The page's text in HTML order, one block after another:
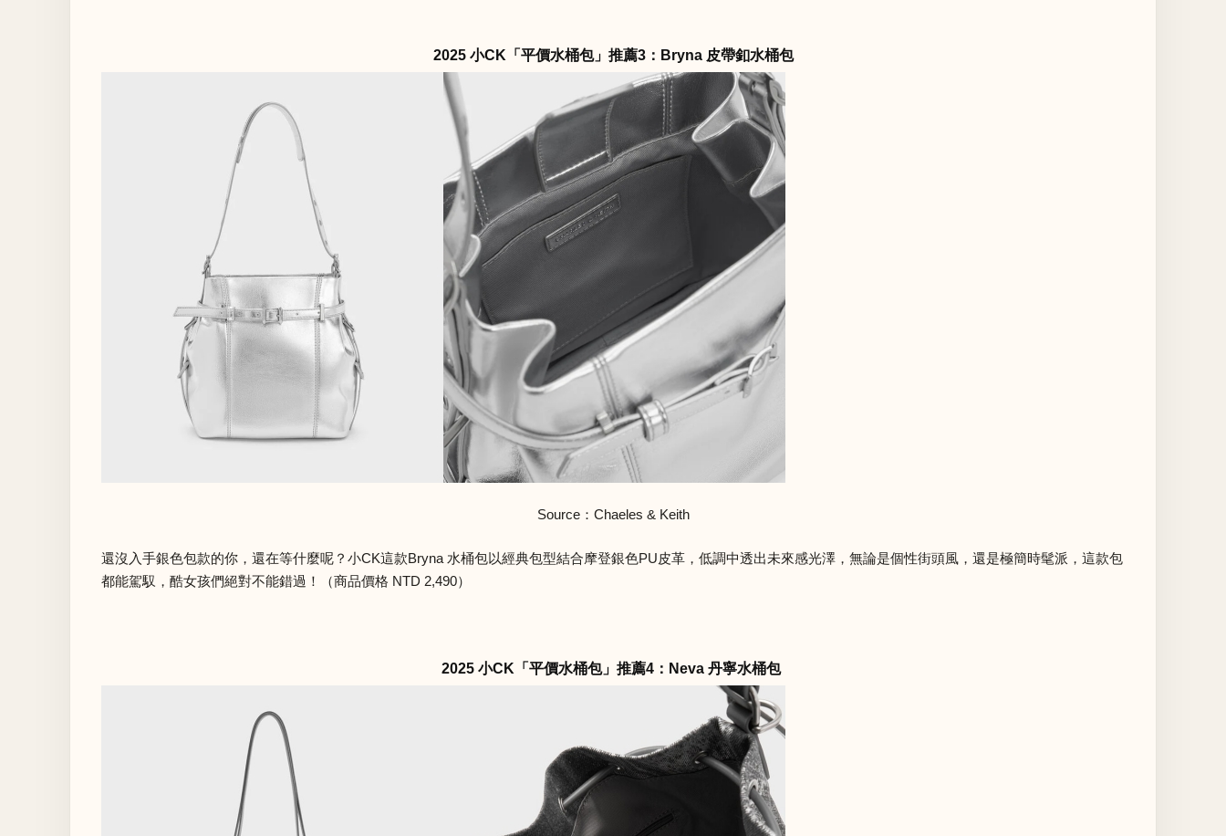
2025 小CK「平價水桶包」推薦3：Bryna 皮帶釦水桶包
Source：Chaeles & Keith
還沒入手銀色包款的你，還在等什麼呢？小CK這款Bryna 水桶包以經典包型結合摩登銀色PU皮革，低調中透出未來感光澤，無論是個性街頭風，還是極簡時髦派，這款包
都能駕馭，酷女孩們絕對不能錯過！（商品價格 NTD 2,490）
2025 小CK「平價水桶包」推薦4：Neva 丹寧水桶包